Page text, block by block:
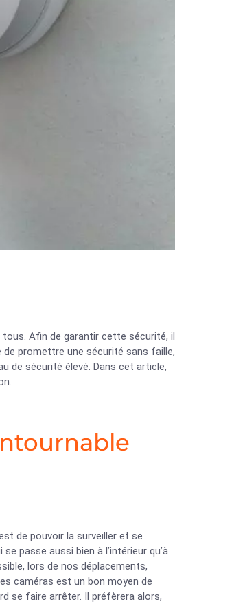
tous. Afin de garantir cette sécurité, il
promettre une sécurité sans faille,
de sécurité élevé. Dans cet article,
de pouvoir la surveiller et se
passe aussi bien à l’intérieur qu’à
lors de nos déplacements,
caméras est un bon moyen de
se faire arrêter. Il préfèrera alors,